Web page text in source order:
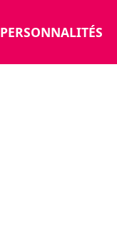
PERSONNALITÉS